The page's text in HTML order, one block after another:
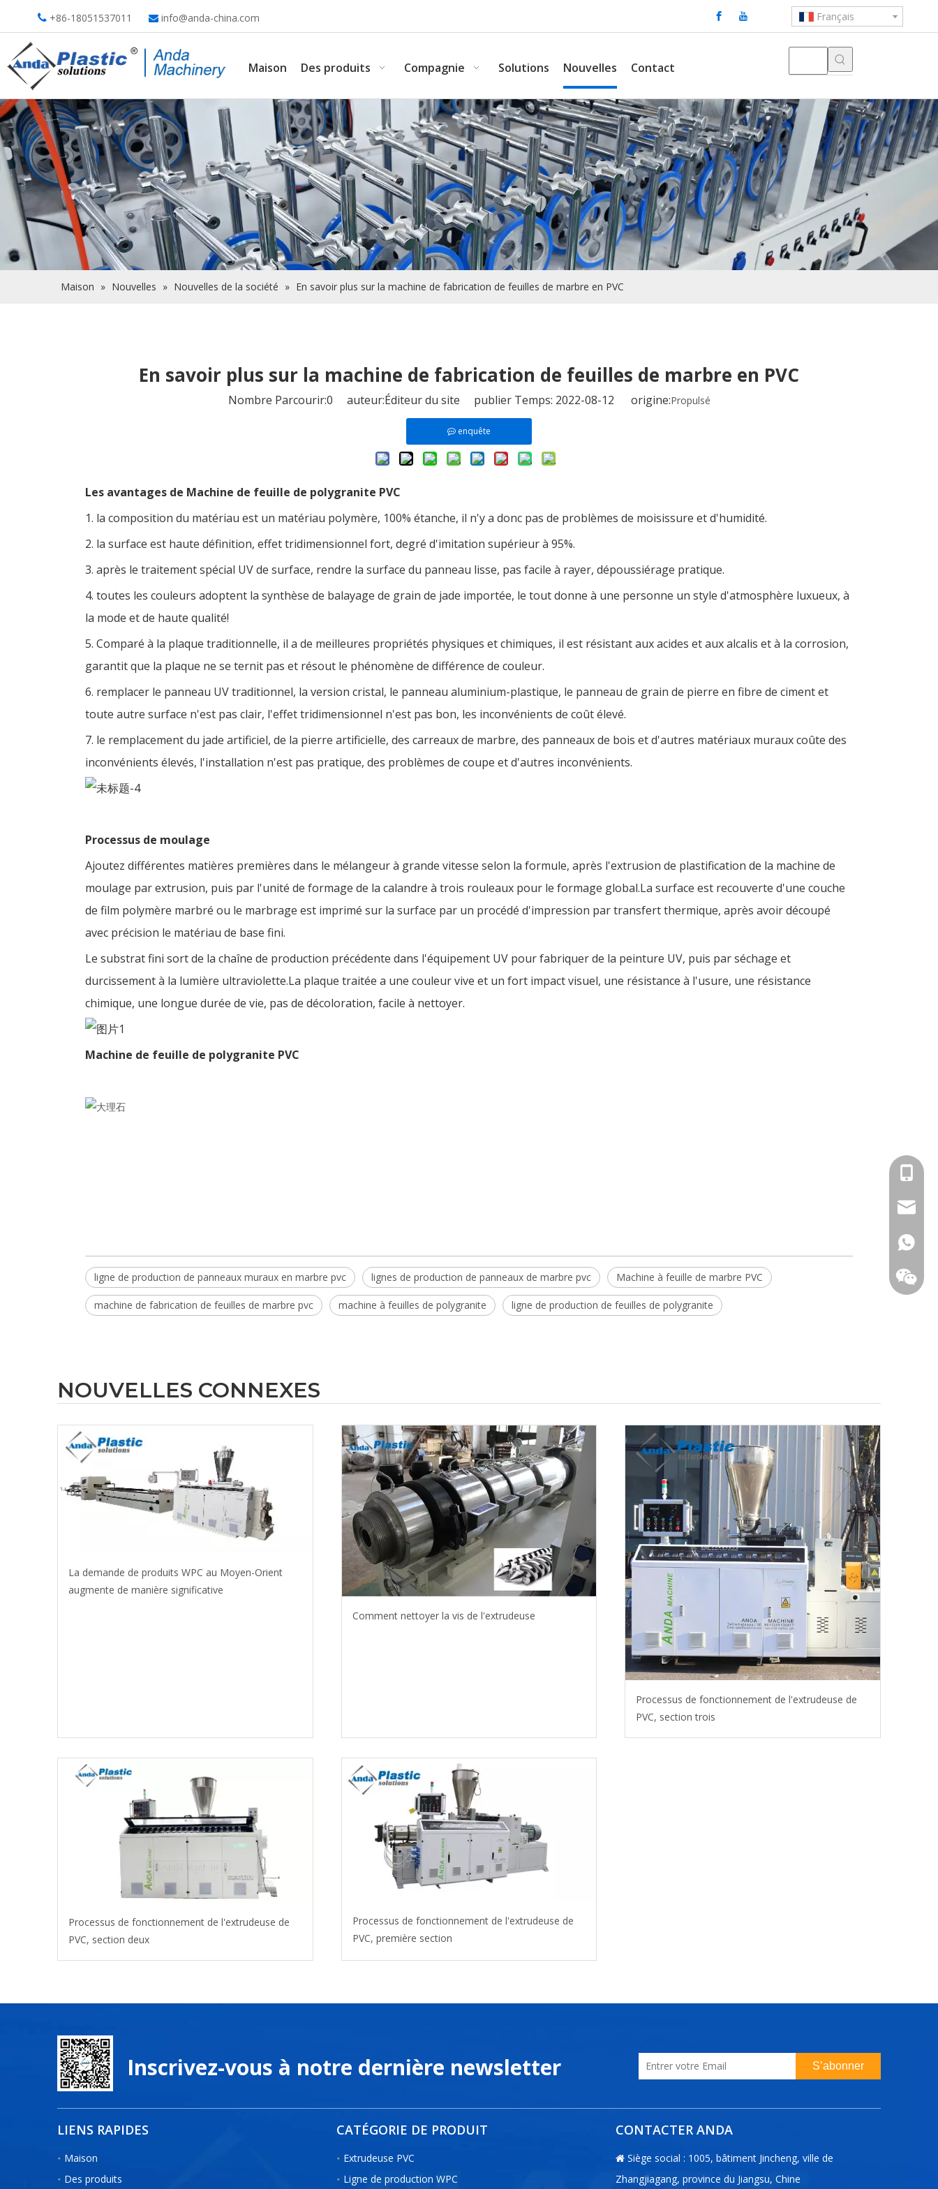
 +86-18051537011  info@anda-china.com Français
Maison Des produits Compagnie Solutions Nouvelles Contact
Maison » Nouvelles » Nouvelles de la société » En savoir plus sur la machine de fabrication de feuilles de marbre en PVC
En savoir plus sur la machine de fabrication de feuilles de marbre en PVC
Nombre Parcourir:0 auteur:Éditeur du site publier Temps: 2022-08-12 origine:Propulsé
enquête
Les avantages de Machine de feuille de polygranite PVC
1. la composition du matériau est un matériau polymère, 100% étanche, il n'y a donc pas de problèmes de moisissure et d'humidité.
2. la surface est haute définition, effet tridimensionnel fort, degré d'imitation supérieur à 95%.
3. après le traitement spécial UV de surface, rendre la surface du panneau lisse, pas facile à rayer, dépoussiérage pratique.
4. toutes les couleurs adoptent la synthèse de balayage de grain de jade importée, le tout donne à une personne un style d'atmosphère luxueux, à
la mode et de haute qualité!
5. Comparé à la plaque traditionnelle, il a de meilleures propriétés physiques et chimiques, il est résistant aux acides et aux alcalis et à la corrosion,
garantit que la plaque ne se ternit pas et résout le phénomène de différence de couleur.
6. remplacer le panneau UV traditionnel, la version cristal, le panneau aluminium-plastique, le panneau de grain de pierre en fibre de ciment et
toute autre surface n'est pas clair, l'effet tridimensionnel n'est pas bon, les inconvénients de coût élevé.
7. le remplacement du jade artificiel, de la pierre artificielle, des carreaux de marbre, des panneaux de bois et d'autres matériaux muraux coûte des
inconvénients élevés, l'installation n'est pas pratique, des problèmes de coupe et d'autres inconvénients.
Processus de moulage
Ajoutez différentes matières premières dans le mélangeur à grande vitesse selon la formule, après l'extrusion de plastification de la machine de
moulage par extrusion, puis par l'unité de formage de la calandre à trois rouleaux pour le formage global.La surface est recouverte d'une couche
de film polymère marbré ou le marbrage est imprimé sur la surface par un procédé d'impression par transfert thermique, après avoir découpé
avec précision le matériau de base fini.
Le substrat fini sort de la chaîne de production précédente dans l'équipement UV pour fabriquer de la peinture UV, puis par séchage et
durcissement à la lumière ultraviolette.La plaque traitée a une couleur vive et un fort impact visuel, une résistance à l'usure, une résistance
chimique, une longue durée de vie, pas de décoloration, facile à nettoyer.
Machine de feuille de polygranite PVC
ligne de production de panneaux muraux en marbre pvc lignes de production de panneaux de marbre pvc Machine à feuille de marbre PVC
machine de fabrication de feuilles de marbre pvc machine à feuilles de polygranite ligne de production de feuilles de polygranite
NOUVELLES CONNEXES
La demande de produits WPC au Moyen-Orient
augmente de manière significative
Comment nettoyer la vis de l'extrudeuse
Processus de fonctionnement de l'extrudeuse de
PVC, section trois
Processus de fonctionnement de l'extrudeuse de
PVC, section deux
Processus de fonctionnement de l'extrudeuse de
PVC, première section
Inscrivez-vous à notre dernière newsletter S’abonner
LIENS RAPIDES
Maison
Des produits
CATÉGORIE DE PRODUIT
Extrudeuse PVC
Ligne de production WPC
CONTACTER ANDA
 Siège social : 1005, bâtiment Jincheng, ville de
Zhangjiagang, province du Jiangsu, Chine
+86-
+86-